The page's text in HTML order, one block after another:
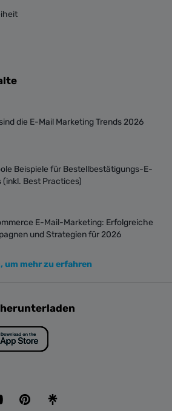
die E-Mail Marketing Trends 2026
Beispiele für Bestellbestätigungs-E-
(inkl. Best Practices)
E-Mail-Marketing: Erfolgreiche
und Strategien für 2026
um mehr zu erfahren
herunterladen